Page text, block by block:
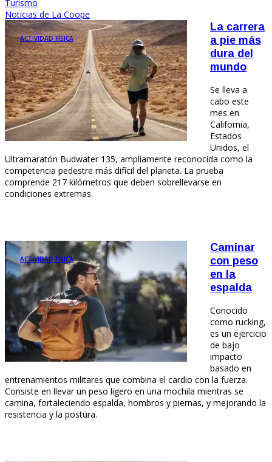
Turismo
Noticias de La Coope
ACTIVIDAD FÍSICA
La carrera
a pie más
dura del
mundo
Se lleva a
cabo este
mes en
California,
Estados
Unidos, el
Ultramaratón Budwater 135, ampliamente reconocida como la
competencia pedestre más difícil del planeta. La prueba
comprende 217 kilómetros que deben sobrellevarse en
condiciones extremas.
ACTIVIDAD FÍSICA
Caminar
con peso
en la
espalda
Conocido
como rucking,
es un ejercicio
de bajo
impacto
basado en
entrenamientos militares que combina el cardio con la fuerza.
Consiste en llevar un peso ligero en una mochila mientras se
camina, fortaleciendo espalda, hombros y piernas, y mejorando la
resistencia y la postura.